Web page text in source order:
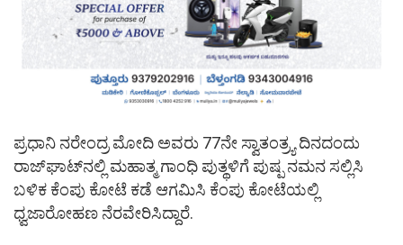
ಪ್ರಧಾನಿ ನರೇಂದ್ರ ಮೋದಿ ಅವರು 77ನೇ ಸ್ವಾತಂತ್ರ್ಯ ದಿನದಂದು
ರಾಜ್‌ಘಾಟ್‌ನಲ್ಲಿ ಮಹಾತ್ಮ ಗಾಂಧಿ ಪುತ್ಥಳಿಗೆ ಪುಷ್ಪ ನಮನ ಸಲ್ಲಿಸಿ
ಬಳಿಕ ಕೆಂಪು ಕೋಟೆ ಕಡೆ ಆಗಮಿಸಿ ಕೆಂಪು ಕೋಟೆಯಲ್ಲಿ
ಧ್ವಜಾರೋಹಣ ನೆರವೇರಿಸಿದ್ದಾರೆ.